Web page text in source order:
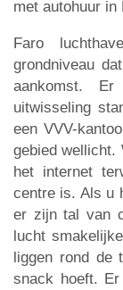
met autohuur in
Faro
grondniveau
aankomst.
uitwisseling
een VVV-
gebied wellicht.
het internet
centre is. Als u
er zijn tal van
lucht
liggen rond de
snack hoeft.